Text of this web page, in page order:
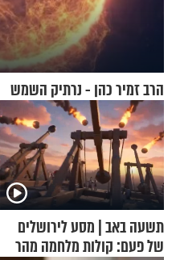
הרב זמיר כהן - נרתיק השמש
תשעה באב | מסע לירושלים
של פעם: קולות מלחמה מהר